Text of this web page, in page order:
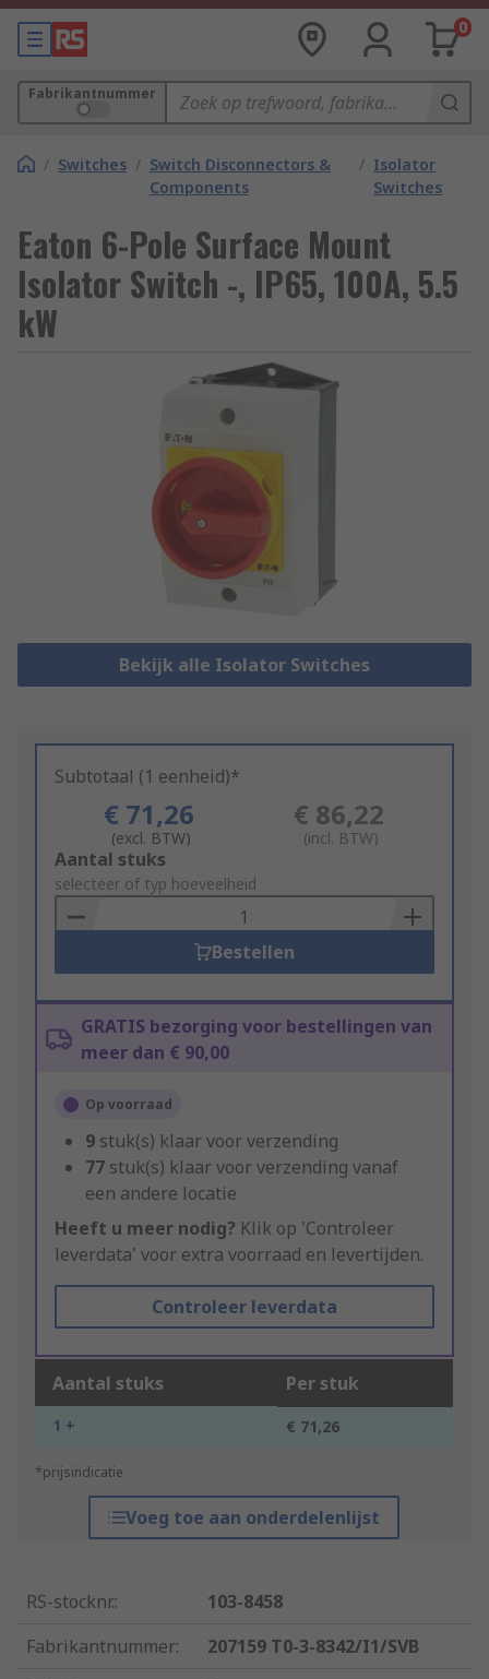
0
Fabrikantnummer
/ Switches / Switch Disconnectors &
Components
/ Isolator
Switches
Eaton 6-Pole Surface Mount
Isolator Switch -, IP65, 100A, 5.5
kW
Bekijk alle Isolator Switches
Subtotaal (1 eenheid)*
€ 71,26
(excl. BTW)
€ 86,22
(incl. BTW)
Add
to
Basket
Aantal stuks
selecteer of typ hoeveelheid
Bestellen
GRATIS bezorging voor bestellingen van
meer dan € 90,00
Op voorraad
9 stuk(s) klaar voor verzending
77 stuk(s) klaar voor verzending vanaf
een andere locatie
Heeft u meer nodig? Klik op 'Controleer
leverdata' voor extra voorraad en levertijden.
Controleer leverdata
Aantal stuks Per stuk
1 + € 71,26
*prijsindicatie
Voeg toe aan onderdelenlijst
RS-stocknr.:
103-8458
Fabrikantnummer:
207159 T0-3-8342/I1/SVB